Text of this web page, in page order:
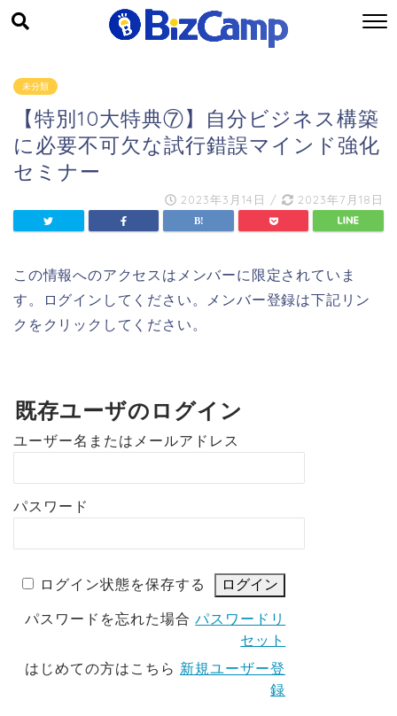
未分類
【特別10大特典⑦】自分ビジネス構築
に必要不可欠な試行錯誤マインド強化
セミナー
2023年3月14日 / 2023年7月18日
この情報へのアクセスはメンバーに限定されていま
す。ログインしてください。メンバー登録は下記リン
クをクリックしてください。
既存ユーザのログイン
ユーザー名またはメールアドレス
パスワード
ログイン状態を保存する
パスワードを忘れた場合パスワードリ
セット
はじめての方はこちら 新規ユーザー登
録